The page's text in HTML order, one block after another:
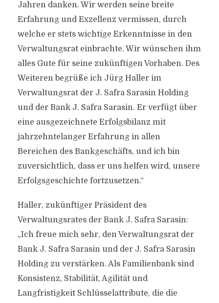
Jahren danken. Wir werden seine breite
Erfahrung und Exzellenz vermissen, durch
welche er stets wichtige Erkenntnisse in den
Verwaltungsrat einbrachte. Wir wünschen ihm
alles Gute für seine zukünftigen Vorhaben. Des
Weiteren begrüße ich Jürg Haller im
Verwaltungsrat der J. Safra Sarasin Holding
und der Bank J. Safra Sarasin. Er verfügt über
eine ausgezeichnete Erfolgsbilanz mit
jahrzehntelanger Erfahrung in allen
Bereichen des Bankgeschäfts, und ich bin
zuversichtlich, dass er uns helfen wird, unsere
Erfolgsgeschichte fortzusetzen.“
Haller, zukünftiger Präsident des
Verwaltungsrates der Bank J. Safra Sarasin:
„Ich freue mich sehr, den Verwaltungsrat der
Bank J. Safra Sarasin und der J. Safra Sarasin
Holding zu verstärken. Als Familienbank sind
Konsistenz, Stabilität, Agilität und
Langfristigkeit Schlüsselattribute, die die